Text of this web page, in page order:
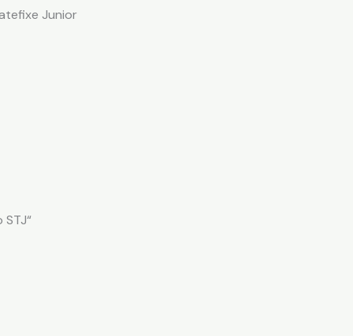
Junior